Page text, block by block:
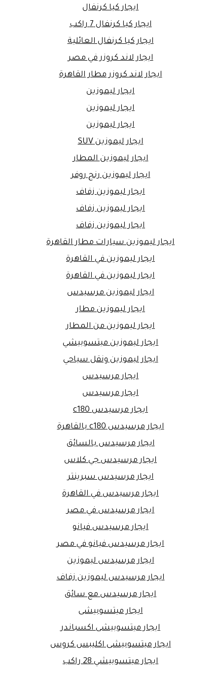
ايجار كيا كرنفال
ايجار كيا كرنفال 7 راكب
ايجار كيا كرنفال العائلية
ايجار لاند كروزر في مصر
ايجار لاند كروزر مطار القاهرة
ايجار ليموزين
ايجار ليموزين
ايجار ليموزين
ايجار ليموزين SUV
ايجار ليموزين المطار
ايجار ليموزين رنج روفر
ايجار ليموزين زفاف
ايجار ليموزين زفاف
ايجار ليموزين زفاف
ايجار ليموزين سيارات مطار القاهرة
ايجار ليموزين في القاهرة
ايجار ليموزين في القاهرة
ايجار ليموزين مرسيدس
ايجار ليموزين مطار
ايجار ليموزين من المطار
ايجار ليموزين ميتسوبيشي
ايجار ليموزين ونقل سياحي
ايجار مرسيدس
ايجار مرسيدس
ايجار مرسيدس c180
ايجار مرسيدس c180 بالقاهرة
ايجار مرسيدس بالسائق
ايجار مرسيدس جي كلاس
ايجار مرسيدس سبرينتر
ايجار مرسيدس في القاهرة
ايجار مرسيدس في مصر
ايجار مرسيدس فيانو
ايجار مرسيدس فيانو في مصر
ايجار مرسيدس ليموزين
ايجار مرسيدس ليموزين زفاف
ايجار مرسيدس مع سائق
ايجار ميتسوبيشى
ايجار ميتسوبيشى اكسباندر
ايجار ميتسوبيشى اكليبس كروس
ايجار ميتسوبيشي 28 راكب